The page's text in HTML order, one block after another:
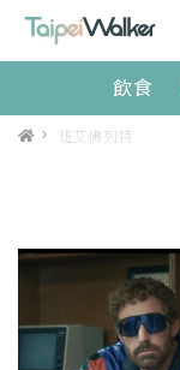
飲食
> 班艾佛列特